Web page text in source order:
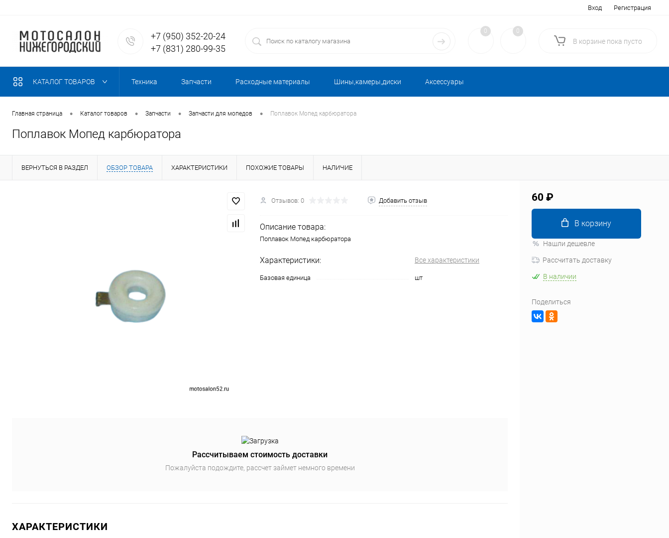
Вход Регистрация
+7 (950) 352-20-24
+7 (831) 280-99-35
0 0
В корзине пока пусто
КАТАЛОГ ТОВАРОВ Техника Запчасти Расходные материалы Шины,камеры,диски Аксессуары
Главная страница • Каталог товаров • Запчасти • Запчасти для мопедов • Поплавок Мопед карбюратора
Поплавок Мопед карбюратора
ВЕРНУТЬСЯ В РАЗДЕЛ ОБЗОР ТОВАРА ХАРАКТЕРИСТИКИ ПОХОЖИЕ ТОВАРЫ НАЛИЧИЕ
Отзывов: 0 Добавить отзыв
Описание товара:
Поплавок Мопед карбюратора
Характеристики: Все характеристики
Базовая единица шт
Рассчитываем стоимость доставки
Пожалуйста подождите, рассчет займет немного времени
ХАРАКТЕРИСТИКИ
60 ₽
В корзину
Нашли дешевле
Рассчитать доставку
В наличии
Поделиться